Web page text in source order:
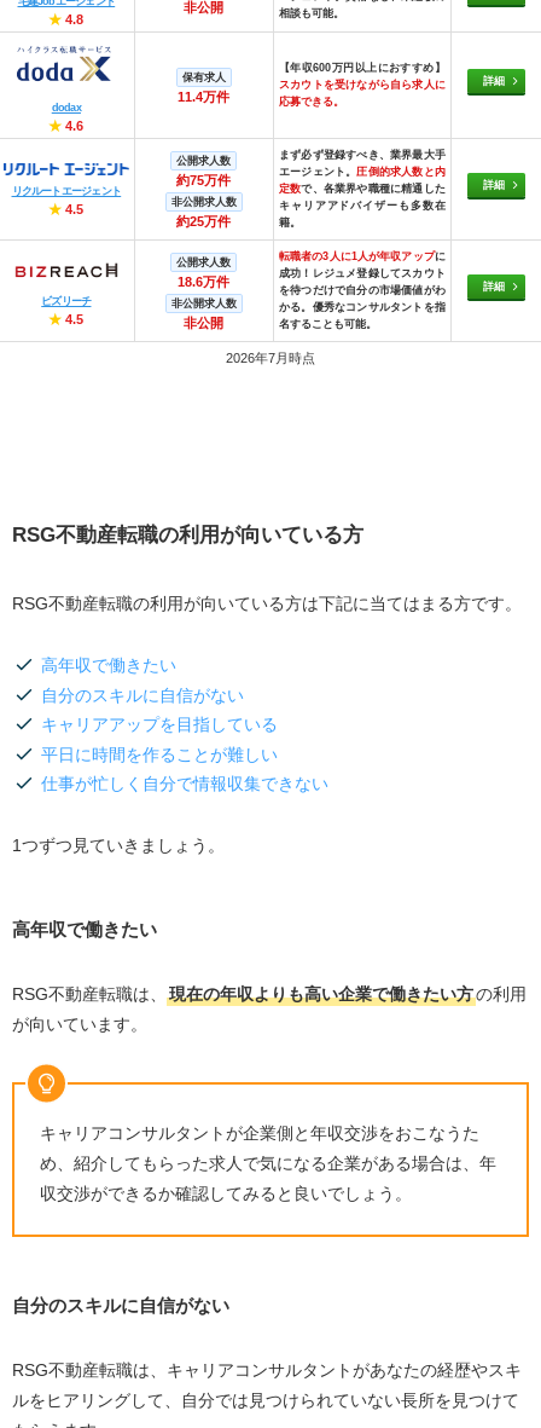
★ 4.8
非公開
相談も可能。
dodax
★ 4.6
保有求人
11.4万件
【年収600万円以上におすすめ】
スカウトを受けながら自ら求人に
応募できる。
詳細
リクルートエージェント
★ 4.5
公開求人数
約75万件
非公開求人数
約25万件
まず必ず登録すべき、業界最大手
エージェント。圧倒的求人数と内
定数で、各業界や職種に精通した
キャリアアドバイザーも多数在
籍。
詳細
ビズリーチ
★ 4.5
公開求人数
18.6万件
非公開求人数
非公開
転職者の3人に1人が年収アップに
成功！レジュメ登録してスカウト
を待つだけで自分の市場価値がわ
かる。優秀なコンサルタントを指
名することも可能。
詳細
2026年7月時点
RSG不動産転職の利用が向いている方
RSG不動産転職の利用が向いている方は下記に当てはまる方です。
高年収で働きたい
自分のスキルに自信がない
キャリアアップを目指している
平日に時間を作ることが難しい
仕事が忙しく自分で情報収集できない
1つずつ見ていきましょう。
高年収で働きたい
RSG不動産転職は、 現在の年収よりも高い企業で働きたい方の利用
が向いています。
キャリアコンサルタントが企業側と年収交渉をおこなうた
め、紹介してもらった求人で気になる企業がある場合は、年
収交渉ができるか確認してみると良いでしょう。
自分のスキルに自信がない
RSG不動産転職は、キャリアコンサルタントがあなたの経歴やスキ
ルをヒアリングして、自分では見つけられていない長所を見つけて